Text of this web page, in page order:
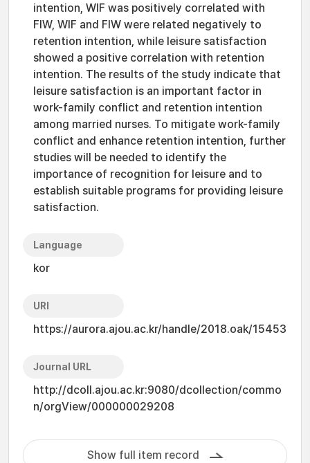
intention, WIF was positively correlated with
FIW, WIF and FIW were related negatively to
retention intention, while leisure satisfaction
showed a positive correlation with retention
intention. The results of the study indicate that
leisure satisfaction is an important factor in
work-family conflict and retention intention
among married nurses. To mitigate work-family
conflict and enhance retention intention, further
studies will be needed to identify the
importance of recognition for leisure and to
establish suitable programs for providing leisure
satisfaction.
Language
kor
URI
https://aurora.ajou.ac.kr/handle/2018.oak/15453
Journal URL
http://dcoll.ajou.ac.kr:9080/dcollection/commo
n/orgView/000000029208
Show full item record